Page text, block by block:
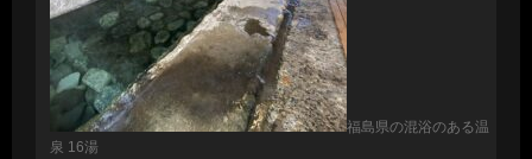
福島県の混浴のある温
泉 16湯